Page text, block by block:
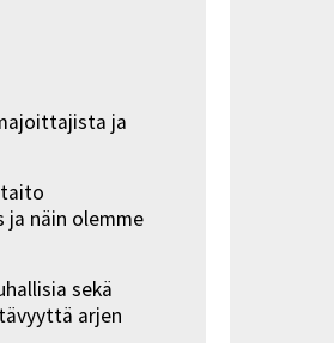
ja
taito
ja näin olemme
sekä
arjen